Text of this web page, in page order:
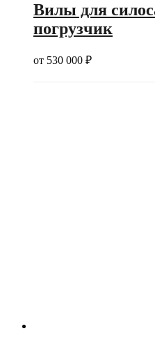
Вилы для
погрузчик
от 530 000 ₽